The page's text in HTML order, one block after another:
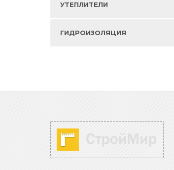
УТЕПЛИТЕЛИ
ГИДРОИЗОЛЯЦИЯ